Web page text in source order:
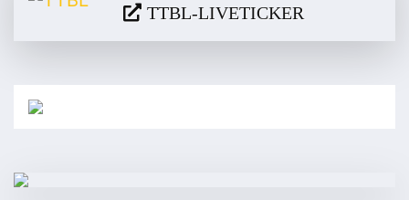
TTBL-LIVETICKER